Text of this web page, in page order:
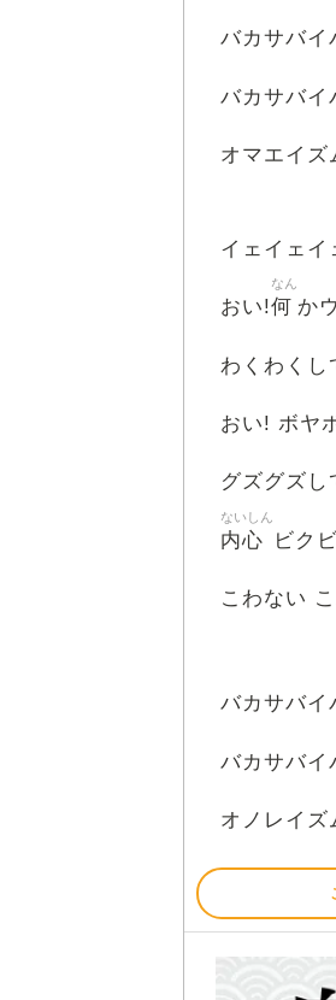
バカサバイ
バカサバイ
オマエイズ
イェイェイ
おい!何
なん
か
わくわくし
おい! ボヤ
グズグズし
内心
ないしん
ビク
こわない
バカサバイ
バカサバイ
オノレイズ